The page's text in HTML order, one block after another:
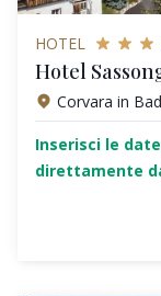
HOTEL
Hotel
Corvara in
Inserisci le
direttamente